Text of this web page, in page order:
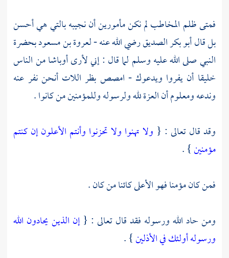
فمتى ظلم المخاطب لم نكن مأمورين أن نجيبه بالتي هي أحسن
بل قالأبو بكر الصديقرضي الله عنه -لعروة بن مسعودبحضرة
النبي صلى الله عليه وسلم لما قال : إني لأرى أوباشا من الناس
خليقا أن يفروا ويدعوك - امصص بظر اللات أنحن نفر عنه
وندعه ومعلوم أن العزة لله ولرسوله وللمؤمنين من كانوا .
وقد قال تعالى : { ولا تهنوا ولا تحزنوا وأنتم الأعلون إن كنتم
مؤمنين} .
فمن كان مؤمنا فهو الأعلى كائنا من كان .
ومن حاد الله ورسوله فقد قال تعالى : {إن الذين يحادون الله
ورسوله أولئك في الأذلين} .